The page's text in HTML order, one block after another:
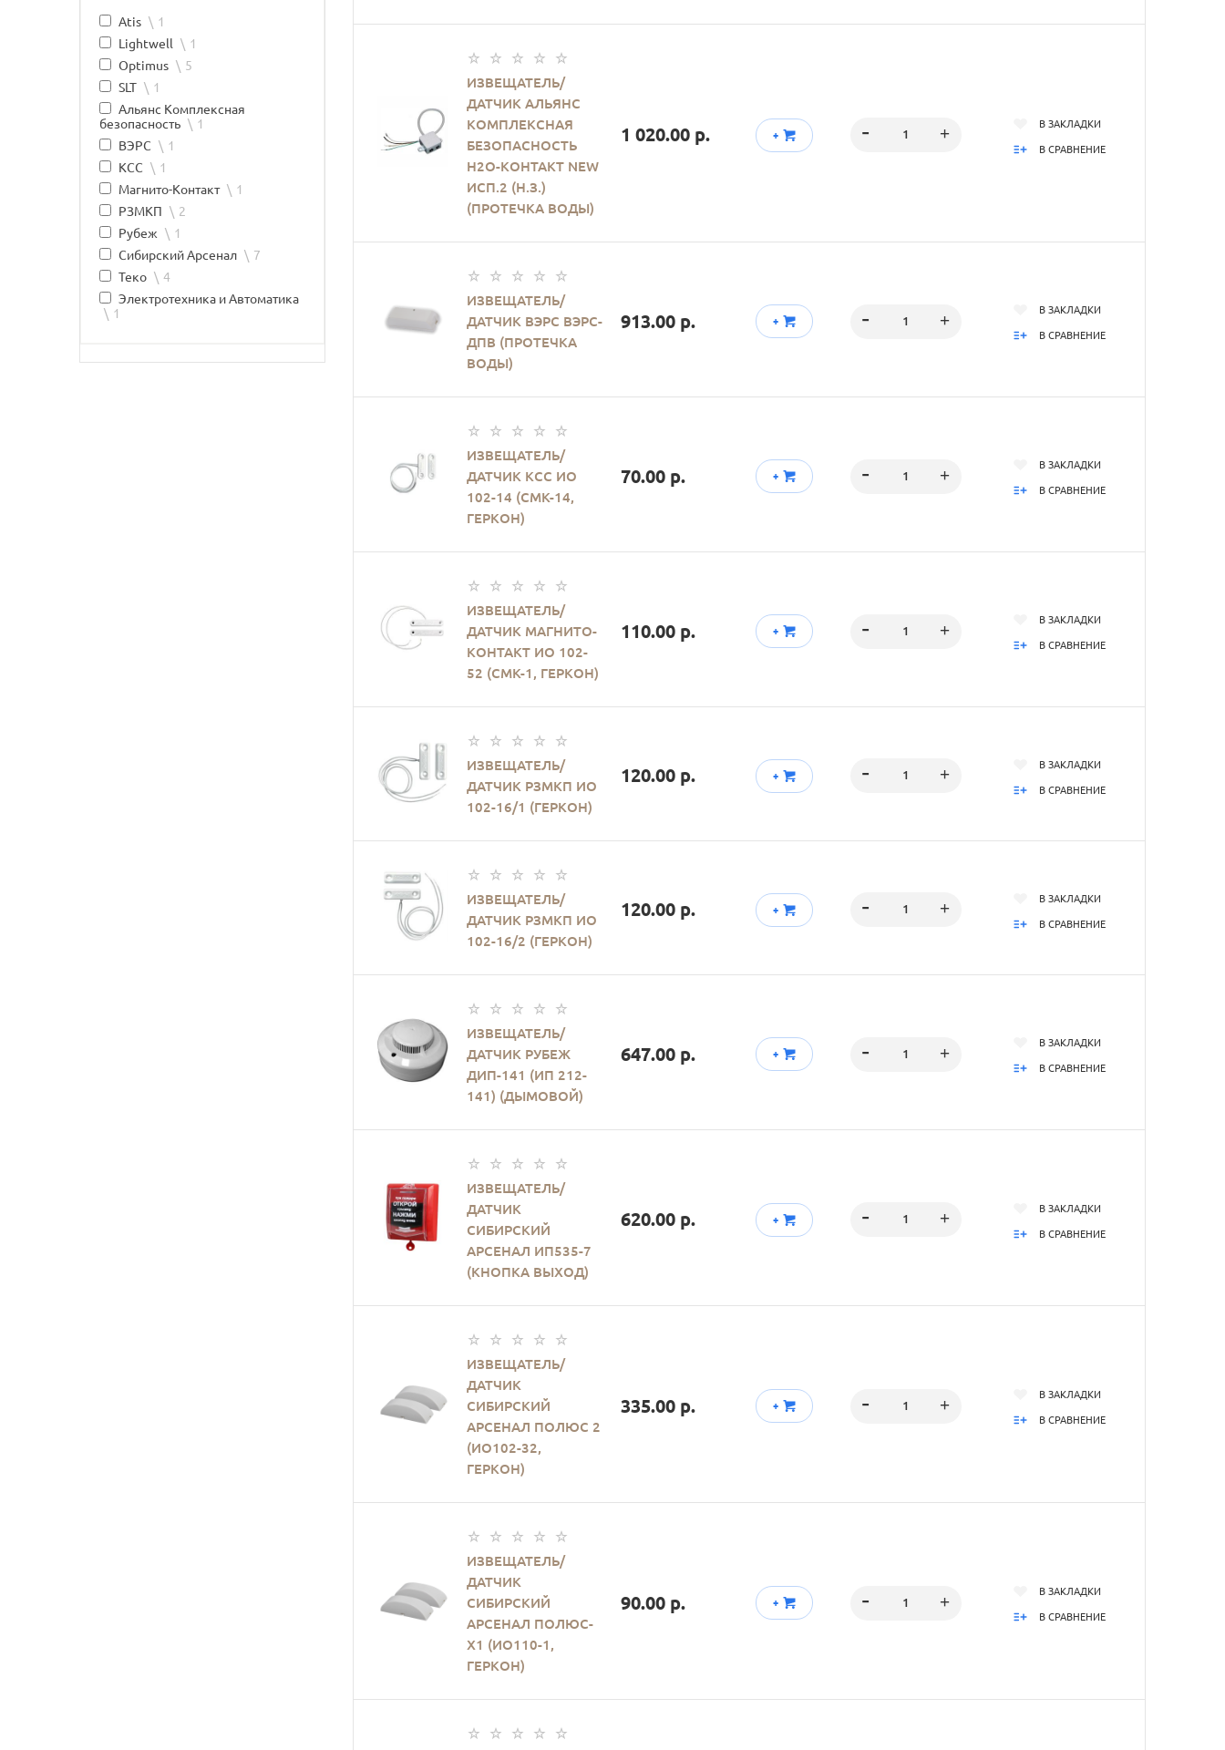
Atis
1
Lightwell
1
Optimus
5
SLT
1
Альянс Комплексная
безопасность
1
ВЭРС
1
КСС
1
Магнито-Контакт
1
РЗМКП
2
Рубеж
1
Сибирский Арсенал
7
Теко
4
Электротехника и Автоматика
1
ИЗВЕЩАТЕЛЬ/
ДАТЧИК АЛЬЯНС
КОМПЛЕКСНАЯ
БЕЗОПАСНОСТЬ
H2O-КОНТАКТ NEW
ИСП.2 (Н.З.)
(ПРОТЕЧКА ВОДЫ)
1 020.00 р. +
В ЗАКЛАДКИ
В СРАВНЕНИЕ
ИЗВЕЩАТЕЛЬ/
ДАТЧИК ВЭРС ВЭРС-
ДПВ (ПРОТЕЧКА
ВОДЫ)
913.00 р. +
В ЗАКЛАДКИ
В СРАВНЕНИЕ
ИЗВЕЩАТЕЛЬ/
ДАТЧИК КСС ИО
102-14 (СМК-14,
ГЕРКОН)
70.00 р. +
В ЗАКЛАДКИ
В СРАВНЕНИЕ
ИЗВЕЩАТЕЛЬ/
ДАТЧИК МАГНИТО-
КОНТАКТ ИО 102-
52 (СМК-1, ГЕРКОН)
110.00 р. +
В ЗАКЛАДКИ
В СРАВНЕНИЕ
ИЗВЕЩАТЕЛЬ/
ДАТЧИК РЗМКП ИО
102-16/1 (ГЕРКОН)
120.00 р. +
В ЗАКЛАДКИ
В СРАВНЕНИЕ
ИЗВЕЩАТЕЛЬ/
ДАТЧИК РЗМКП ИО
102-16/2 (ГЕРКОН)
120.00 р. +
В ЗАКЛАДКИ
В СРАВНЕНИЕ
ИЗВЕЩАТЕЛЬ/
ДАТЧИК РУБЕЖ
ДИП-141 (ИП 212-
141) (ДЫМОВОЙ)
647.00 р. +
В ЗАКЛАДКИ
В СРАВНЕНИЕ
ИЗВЕЩАТЕЛЬ/
ДАТЧИК
СИБИРСКИЙ
АРСЕНАЛ ИП535-7
(КНОПКА ВЫХОД)
620.00 р. +
В ЗАКЛАДКИ
В СРАВНЕНИЕ
ИЗВЕЩАТЕЛЬ/
ДАТЧИК
СИБИРСКИЙ
АРСЕНАЛ ПОЛЮС 2
(ИО102-32,
ГЕРКОН)
335.00 р. +
В ЗАКЛАДКИ
В СРАВНЕНИЕ
ИЗВЕЩАТЕЛЬ/
ДАТЧИК
СИБИРСКИЙ
АРСЕНАЛ ПОЛЮС-
Х1 (ИО110-1,
ГЕРКОН)
90.00 р. +
В ЗАКЛАДКИ
В СРАВНЕНИЕ